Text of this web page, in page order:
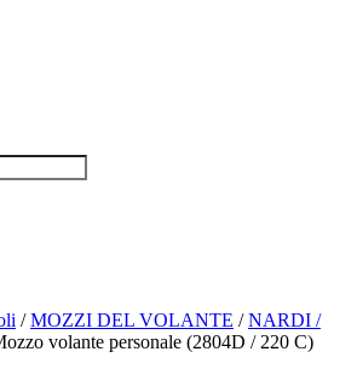
/MOZZI DEL VOLANTE /NARDI /
volante personale (2804D / 220 C)